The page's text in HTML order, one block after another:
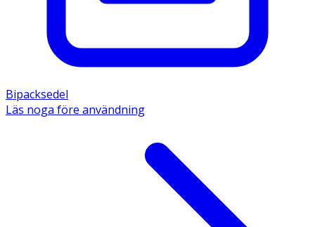
Bipacksedel
Läs noga före användning